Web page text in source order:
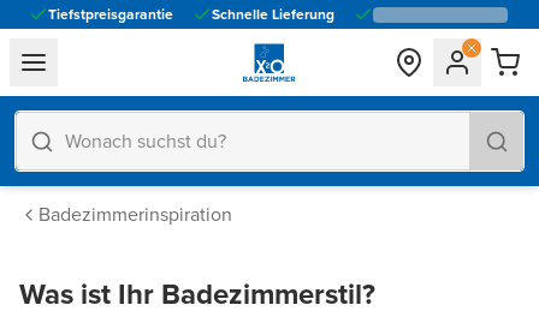
Tiefstpreisgarantie Schnelle Lieferung
general.navigation.toggle_menu.label
Badezimmerinspiration
Was ist Ihr Badezimmerstil?